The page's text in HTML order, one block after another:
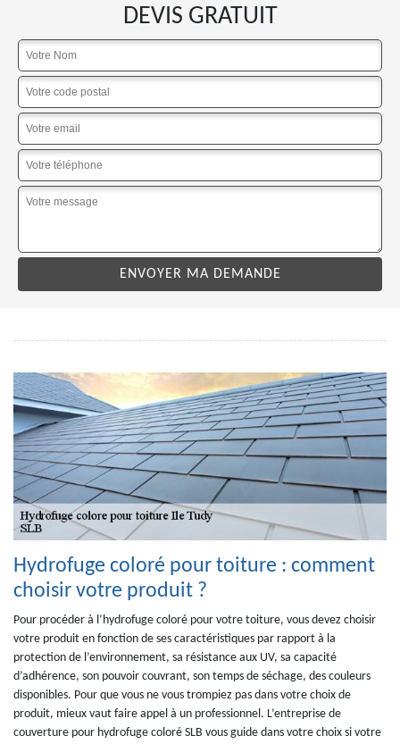
DEVIS GRATUIT
Hydrofuge coloré pour toiture : comment
choisir votre produit ?
Pour procéder à l’hydrofuge coloré pour votre toiture, vous devez choisir
votre produit en fonction de ses caractéristiques par rapport à la
protection de l’environnement, sa résistance aux UV, sa capacité
d’adhérence, son pouvoir couvrant, son temps de séchage, des couleurs
disponibles. Pour que vous ne vous trompiez pas dans votre choix de
produit, mieux vaut faire appel à un professionnel. L’entreprise de
couverture pour hydrofuge coloré SLB vous guide dans votre choix si votre